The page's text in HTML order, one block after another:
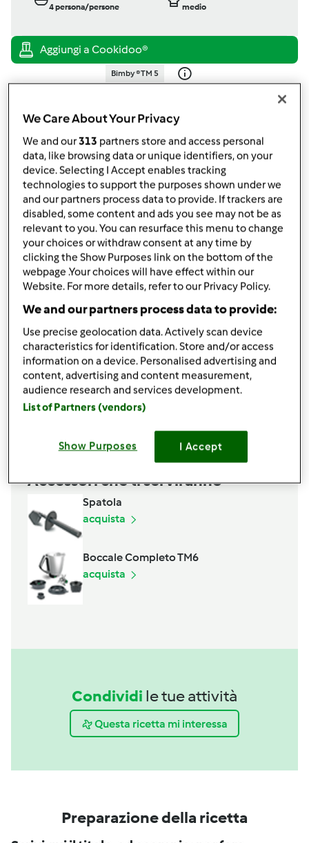
4persona/persone
medio
Bimby ® TM 5
modificata: 22-12-2015
Aggiungi alle mie raccolte
condividi la ricetta
Crea variante
Ingredienti
250grammiricotta
125grammifarina 00
50grammiSpinaci lessati
75grammiparmigiano
1uovo
1pizziconoce moscata
Accessori che ti serviranno
Spatola
acquista
Boccale Completo TM6
acquista
Condividi le tue attività
Questa ricetta mi interessa
Preparazione della ricetta
We Care About Your Privacy
We and our313 partners store and access personal
data, like browsing data or unique identifiers, on your
device. Selecting I Accept enables tracking
technologies to support the purposes shown under we
and our partners process data to provide. If trackers are
disabled, some content and ads you see may not be as
relevant to you. You can resurface this menu to change
your choices or withdraw consent at any time by
clicking the Show Purposes link on the bottom of the
webpage .Your choices will have effect within our
Website. For more details, refer to our Privacy Policy.
We and our partners process data to provide:
Use precise geolocation data. Actively scan device
characteristics for identification. Store and/or access
information on a device. Personalised advertising and
content, advertising and content measurement,
audience research and services development.
List of Partners (vendors)
Show Purposes I Accept